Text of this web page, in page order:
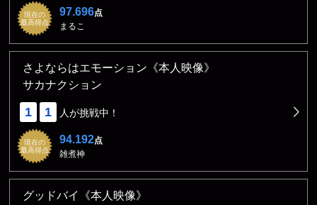
現在の
最高得点
97.696点
まるこ
さよならはエモーション《本人映像》
サカナクション
1 1 人が挑戦中！
現在の
最高得点
94.192点
雑煮神
グッドバイ《本人映像》